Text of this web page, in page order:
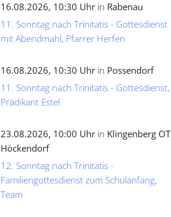
16.08.2026, 10:30 Uhr in Rabenau
11. Sonntag nach Trinitatis - Gottesdienst
mit Abendmahl, Pfarrer Herfen
16.08.2026, 10:30 Uhr in Possendorf
11. Sonntag nach Trinitatis - Gottesdienst,
Prädikant Estel
23.08.2026, 10:00 Uhr in Klingenberg OT
Höckendorf
12. Sonntag nach Trinitatis -
Familiengottesdienst zum Schulanfang,
Team